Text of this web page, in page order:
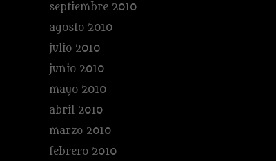
septiembre 2010
agosto 2010
julio 2010
junio 2010
mayo 2010
abril 2010
marzo 2010
febrero 2010